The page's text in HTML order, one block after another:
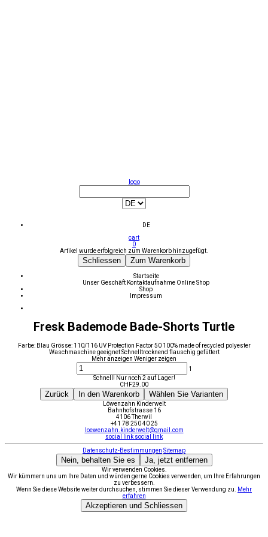
logo
DE
cart
0
Artikel wurde erfolgreich zum Warenkorb hinzugefügt.
Schliessen Zum Warenkorb
Startseite
Unser Geschäft Kontaktaufnahme Online Shop
Shop
Impressum
Fresk Bademode Bade-Shorts Turtle
Farbe: Blau Grösse: 110/116 UV Protection Factor 50 100% made of recycled polyester
Waschmaschine geeignet Schnelltrocknend flauschig gefüttert
Mehr anzeigen Weniger zeigen
1
Schnell! Nur noch 2 auf Lager!
CHF29.00
Zurück In den Warenkorb Wählen Sie Varianten
Löwenzahn Kinderwelt
Bahnhofstrasse 16
4106 Therwil
+41 78 250 40 25
loewenzahn.kinderwelt@gmail.com
social link social link
Datenschutz-Bestimmungen Sitemap
Nein, behalten Sie es Ja, jetzt entfernen
Wir verwenden Cookies.
Wir kümmern uns um Ihre Daten und würden gerne Cookies verwenden, um Ihre Erfahrungen
zu verbessern.
Wenn Sie diese Website weiter durchsuchen, stimmen Sie dieser Verwendung zu.
Mehr
erfahren
Akzeptieren und Schliessen